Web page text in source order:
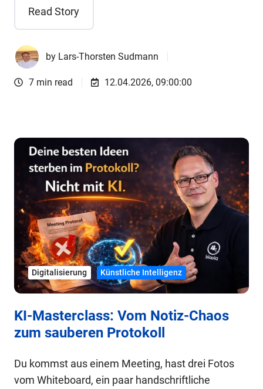
Read Story
by Lars-Thorsten Sudmann
7 min read 12.04.2026, 09:00:00
KI-Masterclass: Vom Notiz-Chaos
zum sauberen Protokoll
Du kommst aus einem Meeting, hast drei Fotos
vom Whiteboard, ein paar handschriftliche
Digitalisierung Künstliche Intelligenz